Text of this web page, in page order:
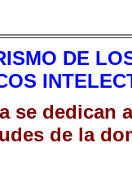
DE
se dedican
de la